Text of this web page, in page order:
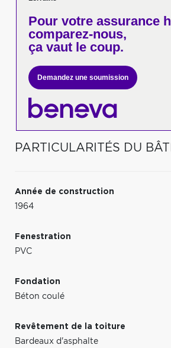
Pour votreassurance
comparez-nous,
ça vaut le coup.
Demandez une soumission
PARTICULARITÉS DU
Année de construction
1964
Fenestration
PVC
Fondation
Béton coulé
Revêtement de la toiture
Bardeaux d'asphalte